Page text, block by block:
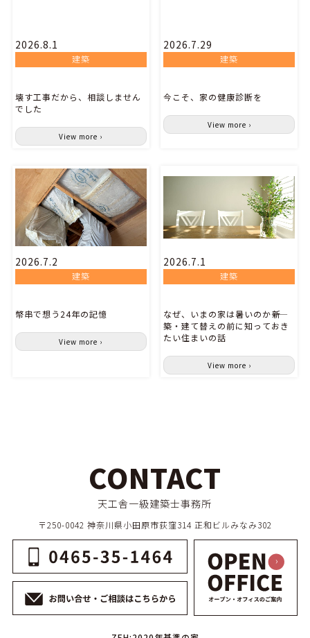
2026.8.1
建築
壊す工事だから、相談しません
でした
View more ›
2026.7.29
建築
今こそ、家の健康診断を
View more ›
2026.7.2
建築
幣串で想う24年の記憶
View more ›
2026.7.1
建築
なぜ、いまの家は暑いのか――新
築・建て替えの前に知っておき
たい住まいの話
View more ›
CONTACT
天工舎一級建築士事務所
〒250-0042 神奈川県小田原市荻窪314 正和ビルみなみ302